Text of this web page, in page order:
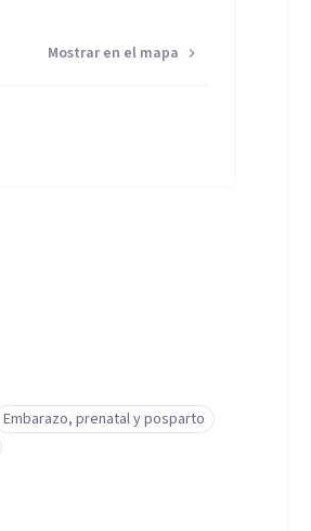
Mostrar en el mapa
Embarazo, prenatal y posparto